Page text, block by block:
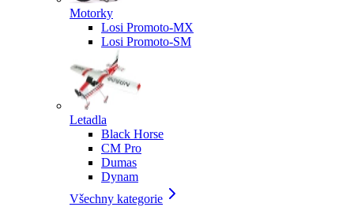
Motorky
Losi Promoto-MX
Losi Promoto-SM
Letadla
Black Horse
CM Pro
Dumas
Dynam
Všechny kategorie